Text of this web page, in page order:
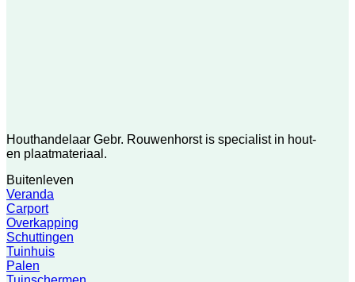
Houthandelaar Gebr. Rouwenhorst is specialist in hout-
en plaatmateriaal.
Buitenleven
Veranda
Carport
Overkapping
Schuttingen
Tuinhuis
Palen